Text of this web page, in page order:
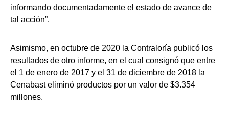
informando documentadamente el estado de avance de
tal acción”.
Asimismo, en octubre de 2020 la Contraloría publicó los
resultados de otro informe, en el cual consignó que entre
el 1 de enero de 2017 y el 31 de diciembre de 2018 la
Cenabast eliminó productos por un valor de $3.354
millones.